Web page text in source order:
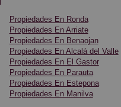
Approximately 105m2
land with many mature
production of oil (14,000
Most of the finca is on a
There are some flat
Propiedades En Ronda
Propiedades En Arriate
Propiedades En Benaojan
Propiedades En Alcalá del Valle
Propiedades En El Gastor
Propiedades En Parauta
Propiedades En Estepona
Propiedades En Manilva